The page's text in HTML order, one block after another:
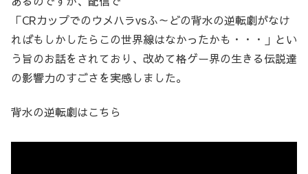
「CRカップでのウメハラvsふ～どの背水の逆転劇がなけ
ればもしかしたらこの世界線はなかったかも・・・」とい
う旨のお話をされており、改めて格ゲー界の生きる伝説達
の影響力のすごさを実感しました。
背水の逆転劇はこちら